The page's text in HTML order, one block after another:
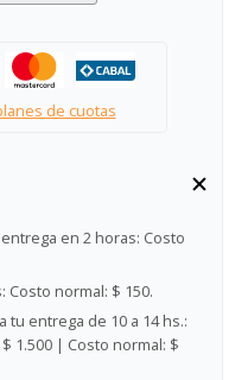
de cuotas
en 2 horas: Costo
Costo normal: $ 150.
tu entrega de 10 a 14 hs.:
1.500 | Costo normal: $